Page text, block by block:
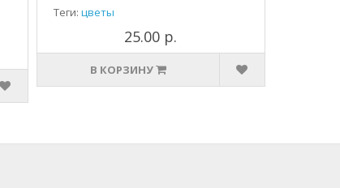
Теги: цветы
25.00 р.
В КОРЗИНУ